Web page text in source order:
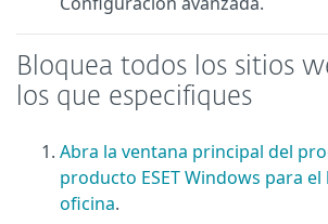
Bloquea todos los sitios
los que especifiques
Abra la ventana principal del
producto ESET Windows para
oficina.